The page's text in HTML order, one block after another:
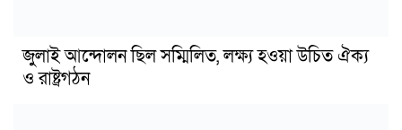
জুলাই আন্দোলন ছিল সম্মিলিত, লক্ষ্য হওয়া উচিত ঐক্য
ও রাষ্ট্রগঠন